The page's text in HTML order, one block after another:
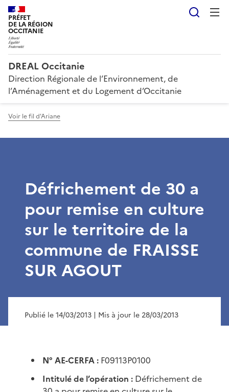
PRÉFET
DE LA RÉGION
OCCITANIE
DREAL Occitanie
Direction Régionale de l’Environnement, de
l’Aménagement et du Logement d’Occitanie
Voir le fil d'Ariane
Défrichement de 30 a
pour remise en culture
sur le territoire de la
commune de FRAISSE
SUR AGOUT
Publié le 14/03/2013 | Mis à jour le 28/03/2013
N° AE-CERFA : F09113P0100
Intitulé de l’opération : Défrichement de